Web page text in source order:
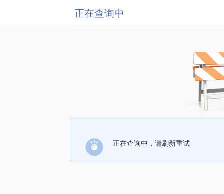
正在查询中
正在查询中，请刷新重试